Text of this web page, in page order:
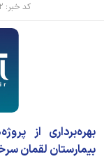
کد خبر: ۷۱۱۶۹۲ تاریخ انتشار : ۱۴۰۵/۰۵/۰۶
بهره‌برداری از
بیمارستان لقمان